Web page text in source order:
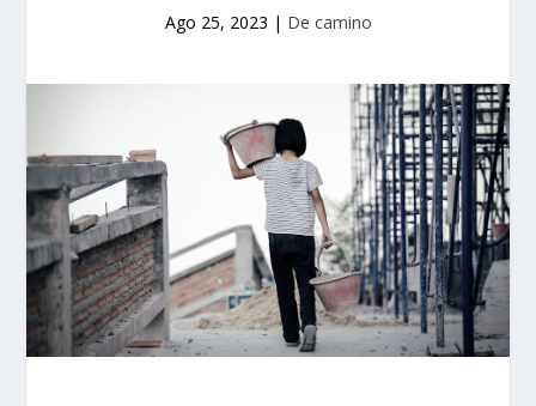
Ago 25, 2023 | De camino